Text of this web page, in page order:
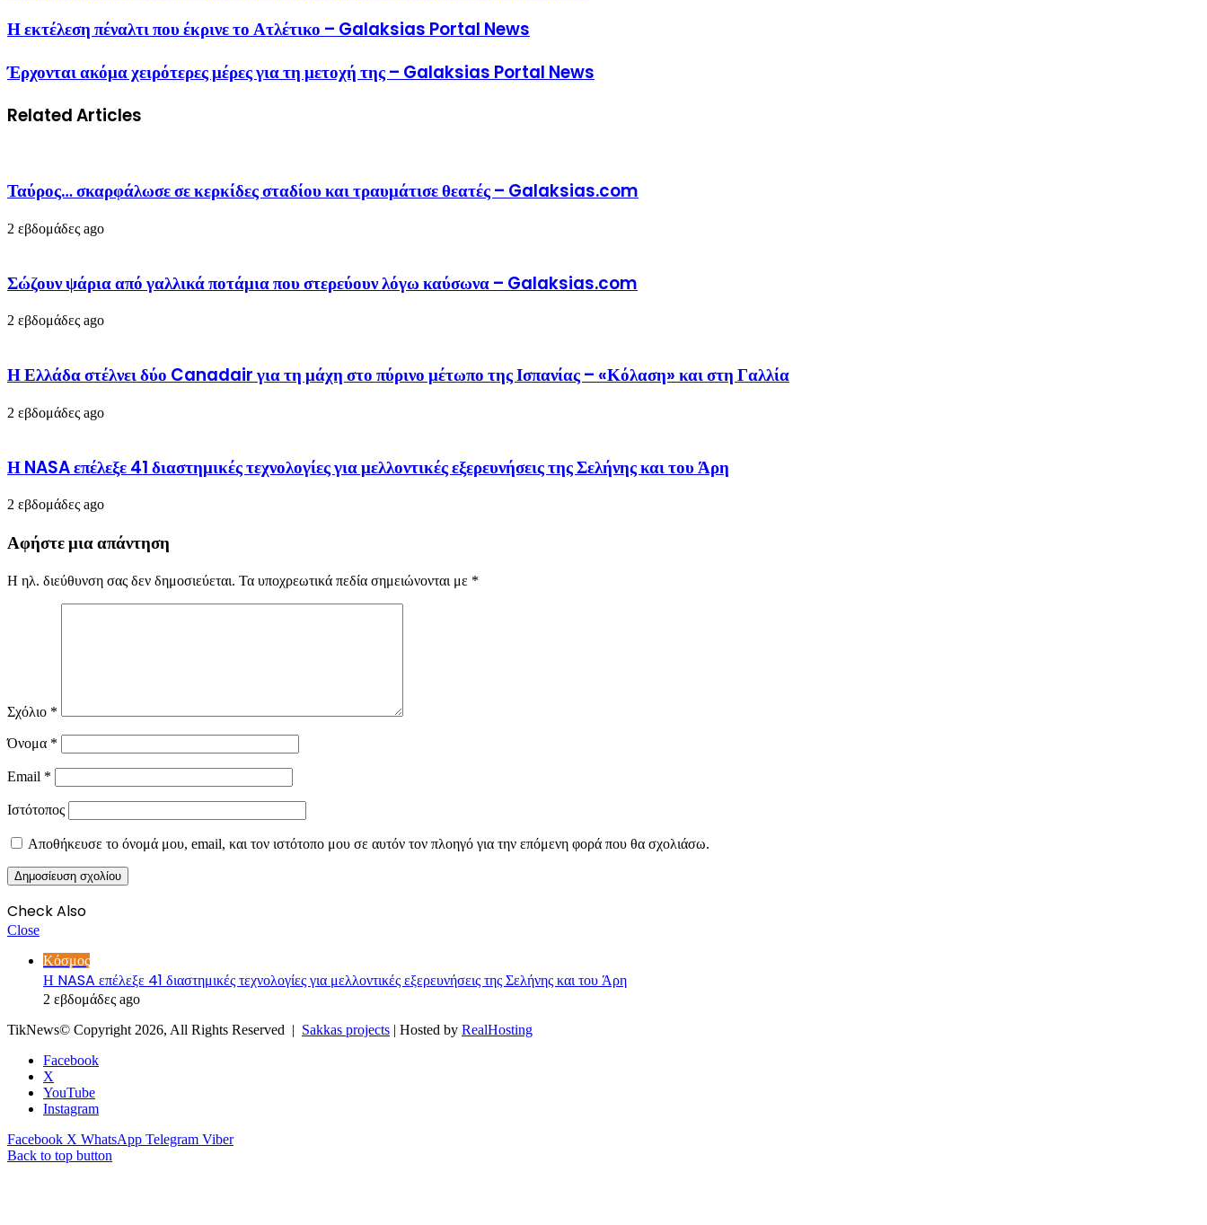
Η εκτέλεση πέναλτι που έκρινε το Ατλέτικο – Galaksias Portal News
Έρχονται ακόμα χειρότερες μέρες για τη μετοχή της – Galaksias Portal News
Related Articles
Ταύρος… σκαρφάλωσε σε κερκίδες σταδίου και τραυμάτισε θεατές – Galaksias.com
2 εβδομάδες ago
Σώζουν ψάρια από γαλλικά ποτάμια που στερεύουν λόγω καύσωνα – Galaksias.com
2 εβδομάδες ago
Η Ελλάδα στέλνει δύο Canadair για τη μάχη στο πύρινο μέτωπο της Ισπανίας – «Κόλαση» και στη Γαλλία
2 εβδομάδες ago
Η NASA επέλεξε 41 διαστημικές τεχνολογίες για μελλοντικές εξερευνήσεις της Σελήνης και του Άρη
2 εβδομάδες ago
Αφήστε μια απάντηση
Η ηλ. διεύθυνση σας δεν δημοσιεύεται. Τα υποχρεωτικά πεδία σημειώνονται με *
Σχόλιο *
Όνομα *
Email *
Ιστότοπος
Αποθήκευσε το όνομά μου, email, και τον ιστότοπο μου σε αυτόν τον πλοηγό για την επόμενη φορά που θα σχολιάσω.
Check Also
Close
Κόσμος
Η NASA επέλεξε 41 διαστημικές τεχνολογίες για μελλοντικές εξερευνήσεις της Σελήνης και του Άρη
2 εβδομάδες ago
TikNews© Copyright 2026, All Rights Reserved | Sakkas projects | Hosted by RealHosting
Facebook
X
YouTube
Instagram
Facebook X WhatsApp Telegram Viber
Back to top button